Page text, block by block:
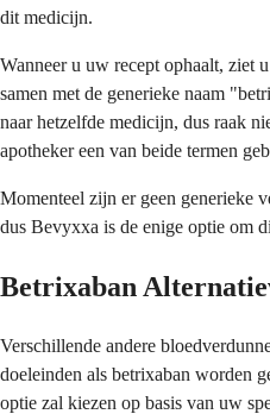
dit medicijn.
Wanneer u uw recept ophaalt, ziet
samen met de generieke naam
naar hetzelfde medicijn, dus raak
apotheker een van beide termen
Momenteel zijn er geen generieke
dus Bevyxxa is de enige optie om
Betrixaban
Verschillende andere
doeleinden als betrixaban worden
optie zal kiezen op basis van uw